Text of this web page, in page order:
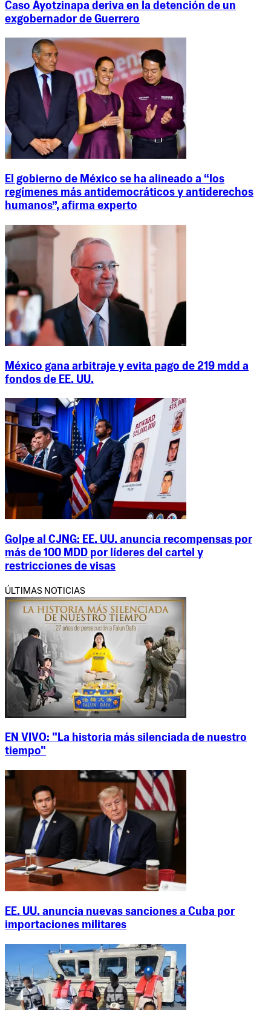
Caso Ayotzinapa deriva en la detención de un
exgobernador de Guerrero
El gobierno de México se ha alineado a “los
regímenes más antidemocráticos y antiderechos
humanos”, afirma experto
México gana arbitraje y evita pago de 219 mdd a
fondos de EE. UU.
Golpe al CJNG: EE. UU. anuncia recompensas por
más de 100 MDD por líderes del cartel y
restricciones de visas
ÚLTIMAS NOTICIAS
EN VIVO: "La historia más silenciada de nuestro
tiempo"
EE. UU. anuncia nuevas sanciones a Cuba por
importaciones militares